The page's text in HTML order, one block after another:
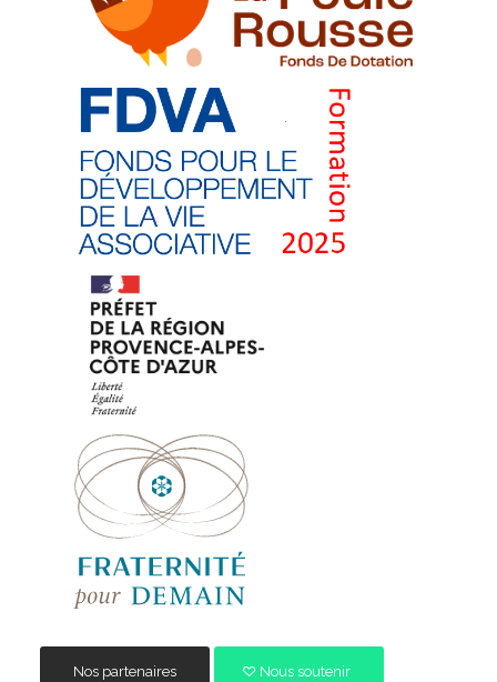
Nos partenaires Nous soutenir